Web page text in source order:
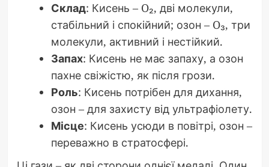
Склад: Кисень – O₂, дві молекули,
стабільний і спокійний; озон – O₃, три
молекули, активний і нестійкий.
Запах: Кисень не має запаху, а озон
пахне свіжістю, як після грози.
Роль: Кисень потрібен для дихання,
озон – для захисту від ультрафіолету.
Місце: Кисень усюди в повітрі, озон –
переважно в стратосфері.